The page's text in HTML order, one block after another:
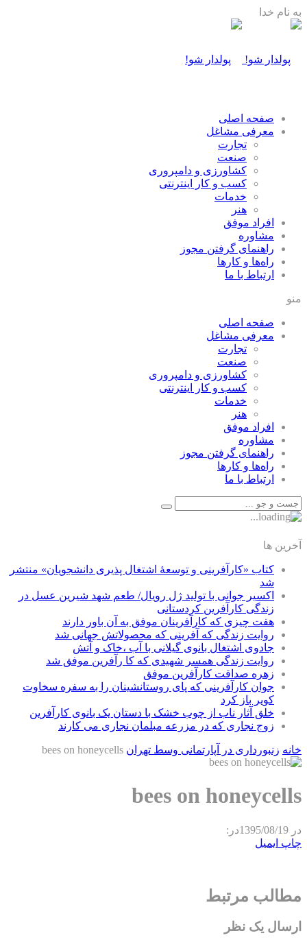
به نام خدا
صفحه اصلی
معرفی مشاغل
تجارت
صنعت
كشاورزی و دامپروری
كسب و كار اينترنتی
خدمات
هنر
افراد موفق
مشاوره
راهنمای گرفتن مجوز
راه‌ها و كارها
ارتباط با ما
منو
صفحه اصلی
معرفی مشاغل
تجارت
صنعت
كشاورزی و دامپروری
كسب و كار اينترنتی
خدمات
هنر
افراد موفق
مشاوره
راهنمای گرفتن مجوز
راه‌ها و كارها
ارتباط با ما
آخرین ها
کتاب «کارآفرینی و توسعۀ اشتغال پذیری دانشجویان» منتشر
شد
اکسیر جوانی با تولید ژل رویال/ طعم شهد شیرین عسل‌ در
زندگی کارآفرین کردستانی
هفت چیزی که کارآفرینان موفق به آن باور دارند
روایت زندگی که آفرینی که محصولاتش جهانی شد
جادوی اشتغال بانوی گیلانی با آب ،خاک و آتش
روایت زندگی همسر شهیدی که کا رآفرین موفق شد
زهره صداقت کارآفرین موفق
جوان کارآفرینی که پای روستانشینان را به سفره سخاوت
کویر باز کرد
خلق آثار ناب از چوب خشک با دستان یک بانوی کارآفرین
زوج نجاری که در مزرعه مبلمان نجاری می کارند
خانه زنبورداری در آپارتمانی وسط تهران bees on honeycells
bees on honeycells
در 1395/08/19در:
چاپ ایمیل
مطالب مرتبط
ارسال یک نظر